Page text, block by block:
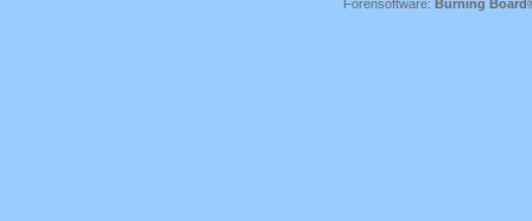
Forensoftware: Burning